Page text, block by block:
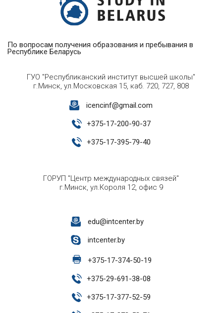
По вопросам получения образования и пребывания в
Республике Беларусь
ГУО "Республиканский институт высшей школы"
г.Минск, ул.Московская 15, каб. 720, 727, 808
icencinf@gmail.com
+375-17-200-90-37
+375-17-395-79-40
ГОРУП "Центр международных связей"
г.Минск, ул.Короля 12, офис 9
edu@intcenter.by
intcenter.by
+375-17-374-50-19
+375-29-691-38-08
+375-17-377-52-59